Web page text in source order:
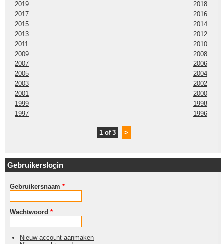
2019
2018
2017
2016
2015
2014
2013
2012
2011
2010
2009
2008
2007
2006
2005
2004
2003
2002
2001
2000
1999
1998
1997
1996
1 of 3 >
Gebruikerslogin
Gebruikersnaam *
Wachtwoord *
Nieuw account aanmaken